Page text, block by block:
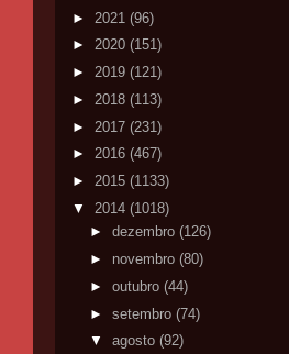
► 2021 (96)
► 2020 (151)
► 2019 (121)
► 2018 (113)
► 2017 (231)
► 2016 (467)
► 2015 (1133)
▼ 2014 (1018)
► dezembro (126)
► novembro (80)
► outubro (44)
► setembro (74)
▼ agosto (92)